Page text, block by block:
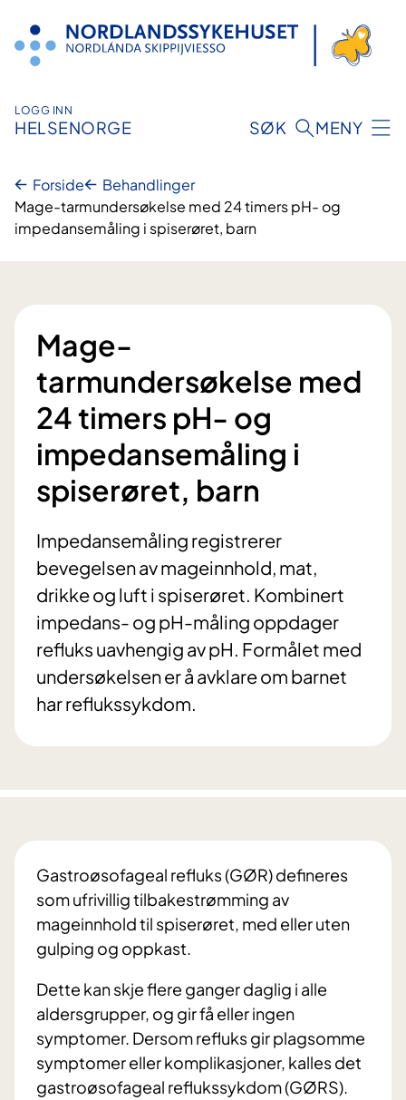
innhold
LOGG INN
HELSENORGE SØK MENY
Forside
Behandlinger
Mage-tarmundersøkelse med 24 timers pH- og
impedansemåling i spiserøret, barn
Mage-
tarmundersøkelse med
24 timers pH- og
impedansemåling i
spiserøret, barn
Impedansemåling registrerer
bevegelsen av mageinnhold, mat,
drikke og luft i spiserøret. Kombinert
impedans- og pH-måling oppdager
refluks uavhengig av pH. Formålet med
undersøkelsen er å avklare om barnet
har reflukssykdom.
Gastroøsofageal refluks (GØR) defineres
som ufrivillig tilbakestrømming av
mageinnhold til spiserøret, med eller uten
gulping og oppkast.
Dette kan skje flere ganger daglig i alle
aldersgrupper, og gir få eller ingen
symptomer. Dersom refluks gir plagsomme
symptomer eller komplikasjoner, kalles det
gastroøsofageal reflukssykdom (GØRS).